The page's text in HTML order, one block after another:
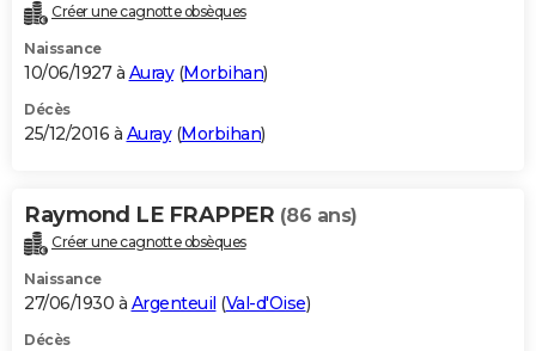
Créer une cagnotte obsèques
Naissance
10/06/1927 à Auray(Morbihan)
Décès
25/12/2016 à Auray(Morbihan)
Raymond LE FRAPPER (86 ans)
Créer une cagnotte obsèques
Naissance
27/06/1930 à Argenteuil (Val-d'Oise)
Décès